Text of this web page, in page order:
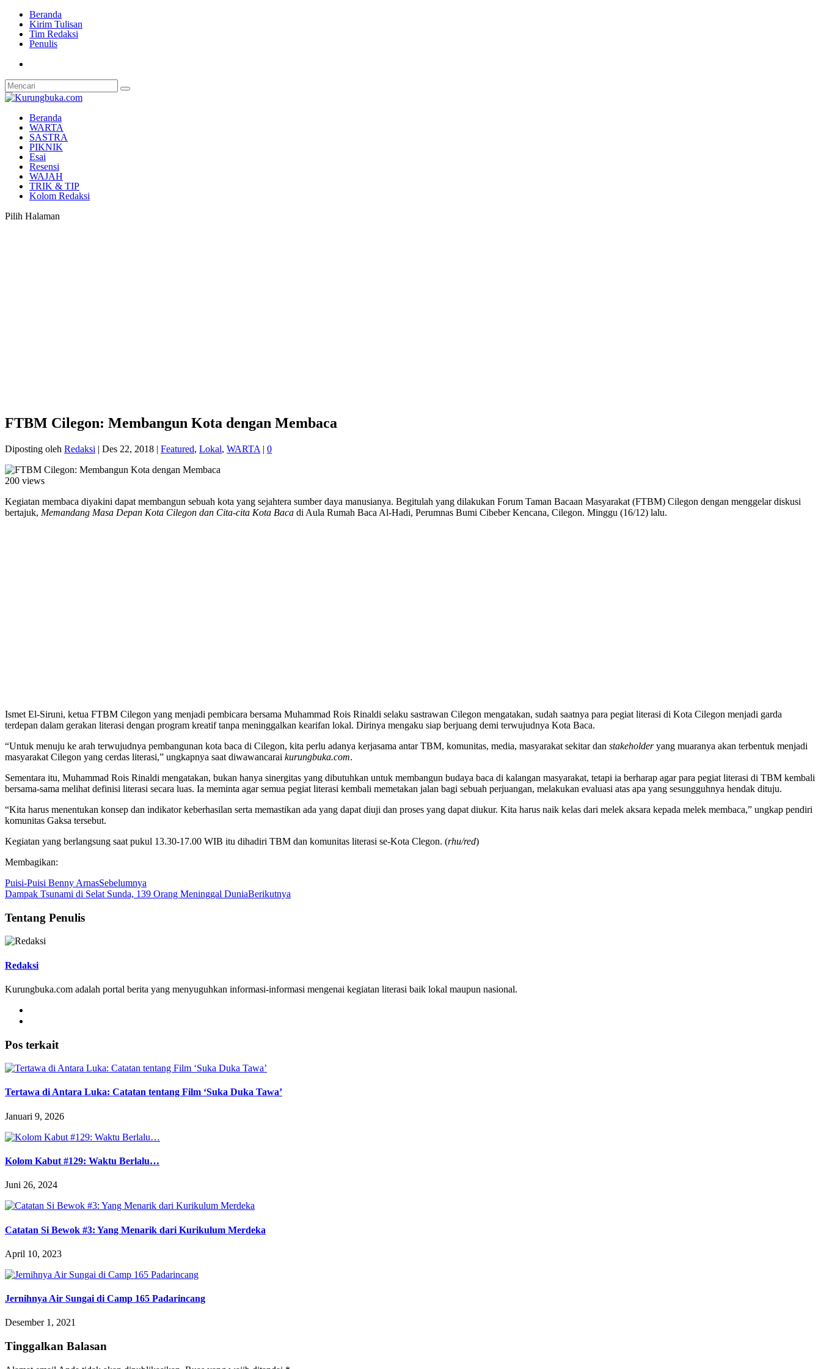
Beranda
Kirim Tulisan
Tim Redaksi
Penulis
Beranda
WARTA
SASTRA
PIKNIK
Esai
Resensi
WAJAH
TRIK & TIP
Kolom Redaksi
Pilih Halaman
FTBM Cilegon: Membangun Kota dengan Membaca
Diposting oleh Redaksi | Des 22, 2018 | Featured, Lokal, WARTA | 0
200 views
Kegiatan membaca diyakini dapat membangun sebuah kota yang sejahtera sumber daya manusianya. Begitulah yang dilakukan Forum Taman Bacaan Masyarakat (FTBM) Cilegon dengan menggelar diskusi
bertajuk, Memandang Masa Depan Kota Cilegon dan Cita-cita Kota Baca di Aula Rumah Baca Al-Hadi, Perumnas Bumi Cibeber Kencana, Cilegon. Minggu (16/12) lalu.
Ismet El-Siruni, ketua FTBM Cilegon yang menjadi pembicara bersama Muhammad Rois Rinaldi selaku sastrawan Cilegon mengatakan, sudah saatnya para pegiat literasi di Kota Cilegon menjadi garda
terdepan dalam gerakan literasi dengan program kreatif tanpa meninggalkan kearifan lokal. Dirinya mengaku siap berjuang demi terwujudnya Kota Baca.
“Untuk menuju ke arah terwujudnya pembangunan kota baca di Cilegon, kita perlu adanya kerjasama antar TBM, komunitas, media, masyarakat sekitar dan stakeholderyang muaranya akan terbentuk menjadi
masyarakat Cilegon yang cerdas literasi,” ungkapnya saat diwawancarai kurungbuka.com.
Sementara itu, Muhammad Rois Rinaldi mengatakan, bukan hanya sinergitas yang dibutuhkan untuk membangun budaya baca di kalangan masyarakat, tetapi ia berharap agar para pegiat literasi di TBM kembali
bersama-sama melihat definisi literasi secara luas. Ia meminta agar semua pegiat literasi kembali memetakan jalan bagi sebuah perjuangan, melakukan evaluasi atas apa yang sesungguhnya hendak dituju.
“Kita harus menentukan konsep dan indikator keberhasilan serta memastikan ada yang dapat diuji dan proses yang dapat diukur. Kita harus naik kelas dari melek aksara kepada melek membaca,” ungkap pendiri
komunitas Gaksa tersebut.
Kegiatan yang berlangsung saat pukul 13.30-17.00 WIB itu dihadiri TBM dan komunitas literasi se-Kota Clegon. (rhu/red)
Membagikan:
Puisi-Puisi Benny ArnasSebelumnya
Dampak Tsunami di Selat Sunda, 139 Orang Meninggal DuniaBerikutnya
Tentang Penulis
Redaksi
Kurungbuka.com adalah portal berita yang menyuguhkan informasi-informasi mengenai kegiatan literasi baik lokal maupun nasional.
Pos terkait
Tertawa di Antara Luka: Catatan tentang Film ‘Suka Duka Tawa’
Januari 9, 2026
Kolom Kabut #129: Waktu Berlalu…
Juni 26, 2024
Catatan Si Bewok #3: Yang Menarik dari Kurikulum Merdeka
April 10, 2023
Jernihnya Air Sungai di Camp 165 Padarincang
Desember 1, 2021
Tinggalkan Balasan